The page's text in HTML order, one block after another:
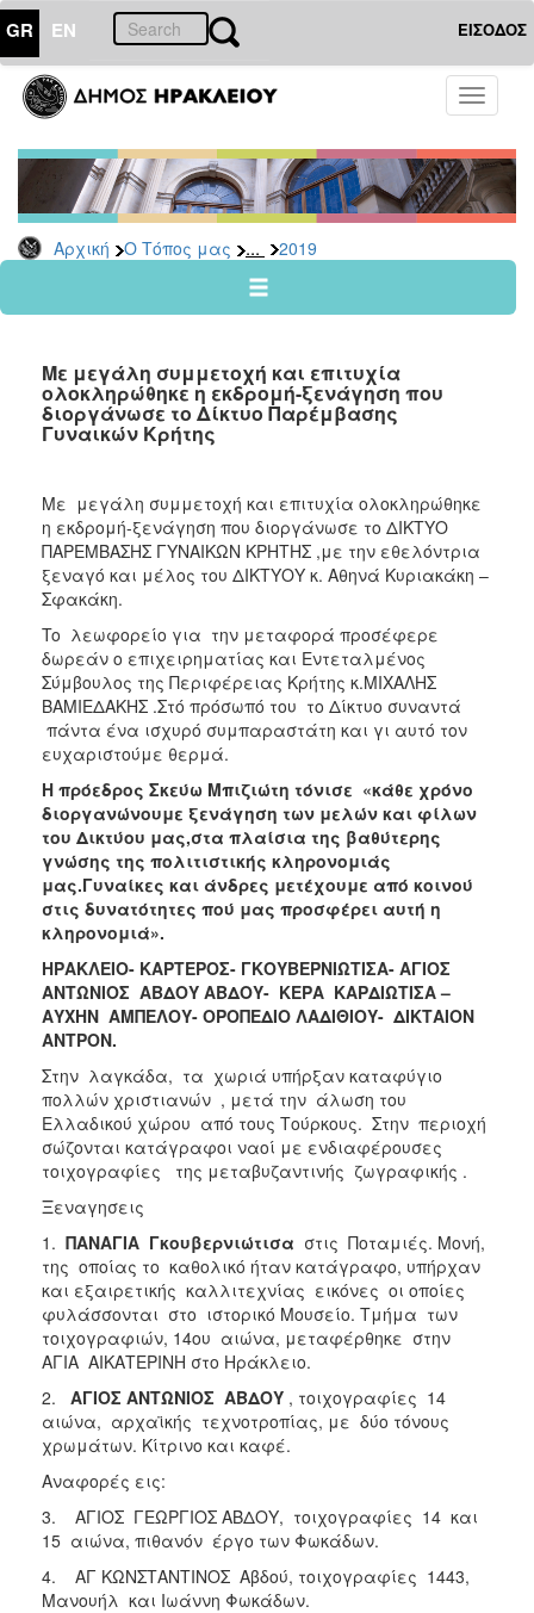
GR EN ΕΙΣΟΔΟΣ
Toggle
Αρχική Ο Τόπος μας ... 2019
ΤΟΠΟΣ
ΜΑΣ
Ανακοινώσεις
Αρχείο
2026
2024
2022
2021
2019
2018
2017
2016
2015
2012
2011
ΔΗΜΟΣ
ΠΟΛΙΤΙΣΜΟΣ
ΑΝΘΕΚΤΙΚΗ
ΠΟΛΗ
Mε μεγάλη συμμετοχή και επιτυχία
ολοκληρώθηκε η εκδρομή-ξενάγηση που
διοργάνωσε το Δίκτυο Παρέμβασης
Γυναικών Κρήτης
Mε μεγάλη συμμετοχή και επιτυχία ολοκληρώθηκε
η εκδρομή-ξενάγηση που διοργάνωσε το ΔΙΚΤΥΟ
ΠΑΡΕΜΒΑΣΗΣ ΓΥΝΑΙΚΩΝ ΚΡΗΤΗΣ ,με την εθελόντρια
ξεναγό και μέλος του ΔΙΚΤΥΟΥ κ. Αθηνά Κυριακάκη –
Σφακάκη.
To λεωφορείο για την μεταφορά προσέφερε
δωρεάν ο επιχειρηματίας και Εντεταλμένος
Σύμβουλος της Περιφέρειας Κρήτης κ.ΜΙΧΑΛΗΣ
ΒΑΜΙΕΔΑΚΗΣ .Στό πρόσωπό του το Δίκτυο συναντά
πάντα ένα ισχυρό συμπαραστάτη και γι αυτό τον
ευχαριστούμε θερμά.
Η πρόεδρος Σκεύω Μπιζιώτη τόνισε «κάθε χρόνο
διοργανώνουμε ξενάγηση των μελών και φίλων
του Δικτύου μας,στα πλαίσια της βαθύτερης
γνώσης της πολιτιστικής κληρονομιάς
μας.Γυναίκες και άνδρες μετέχουμε από κοινού
στις δυνατότητες πού μας προσφέρει αυτή η
κληρονομιά».
ΗΡΑΚΛΕΙΟ- ΚΑΡΤΕΡΟΣ- ΓΚΟΥΒΕΡΝΙΩΤΙΣΑ- ΑΓΙΟΣ
ΑΝΤΩΝΙΟΣ ΑΒΔΟΥ ΑΒΔΟΥ- ΚΕΡΑ ΚΑΡΔΙΩΤΙΣΑ –
ΑΥΧΗΝ ΑΜΠΕΛΟΥ- ΟΡΟΠΕΔΙΟ ΛΑΔΙΘΙΟΥ- ΔΙΚΤΑΙΟΝ
ΑΝΤΡΟΝ.
Στην λαγκάδα, τα χωριά υπήρξαν καταφύγιο
πολλών χριστιανών , μετά την άλωση του
Ελλαδικού χώρου από τους Τούρκους. Στην περιοχή
σώζονται κατάγραφοι ναοί με ενδιαφέρουσες
τοιχογραφίες της μεταβυζαντινής ζωγραφικής .
Ξεναγησεις
1. ΠΑΝΑΓΙΑ Γκουβερνιώτισα στις Ποταμιές. Μονή,
της οποίας το καθολικό ήταν κατάγραφο, υπήρχαν
και εξαιρετικής καλλιτεχνίας εικόνες οι οποίες
φυλάσσονται στο ιστορικό Μουσείο. Τμήμα των
τοιχογραφιών, 14ου αιώνα, μεταφέρθηκε στην
ΑΓΙΑ ΑΙΚΑΤΕΡΙΝΗ στο Ηράκλειο.
2. ΑΓΙΟΣ ΑΝΤΩΝΙΟΣ ΑΒΔΟΥ , τοιχογραφίες 14
αιώνα, αρχαϊκής τεχνοτροπίας, με δύο τόνους
χρωμάτων. Κίτρινο και καφέ.
Αναφορές εις:
3. ΑΓΙΟΣ ΓΕΩΡΓΙΟΣ ΑΒΔΟΥ, τοιχογραφίες 14 και
15 αιώνα, πιθανόν έργο των Φωκάδων.
4. ΑΓ ΚΩΝΣΤΑΝΤΙΝΟΣ Αβδού, τοιχογραφίες 1443,
Μανουήλ και Ιωάννη Φωκάδων.